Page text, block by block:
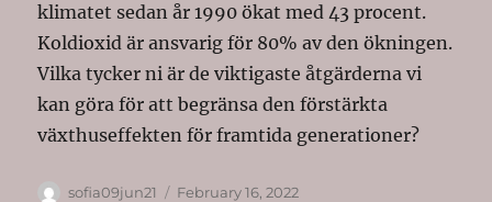
klimatet sedan år 1990 ökat med 43 procent.
Koldioxid är ansvarig för 80% av den ökningen.
Vilka tycker ni är de viktigaste åtgärderna vi
kan göra för att begränsa den förstärkta
växthuseffekten för framtida generationer?
Author
sofia09jun21
Posted
February 16, 2022